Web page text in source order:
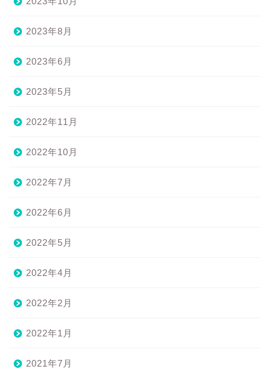
2023年8月
2023年6月
2023年5月
2022年11月
2022年10月
2022年7月
2022年6月
2022年5月
2022年4月
2022年2月
2022年1月
2021年7月